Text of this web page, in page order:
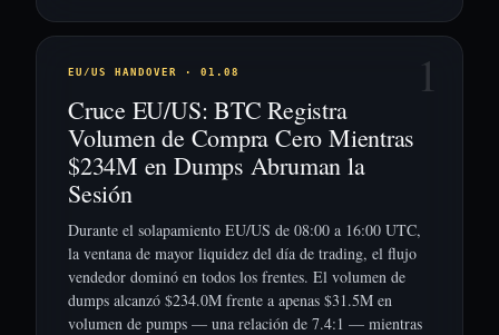
1
EU/US HANDOVER · 01.08
Cruce EU/US: BTC Registra
Volumen de Compra Cero Mientras
$234M en Dumps Abruman la
Sesión
Durante el solapamiento EU/US de 08:00 a 16:00 UTC,
la ventana de mayor liquidez del día de trading, el flujo
vendedor dominó en todos los frentes. El volumen de
dumps alcanzó $234.0M frente a apenas $31.5M en
volumen de pumps — una relación de 7.4:1 — mientras